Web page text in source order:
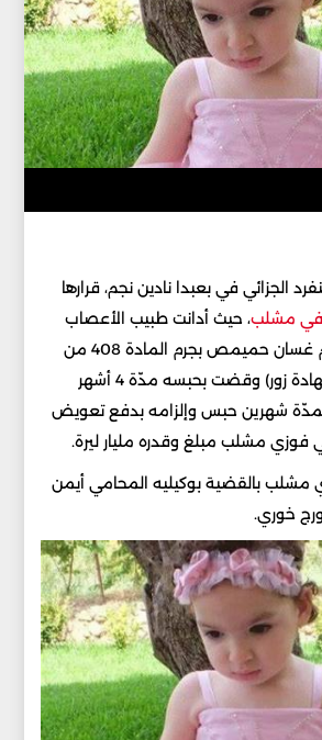
الجزائي في بعبدا نادين نجم، قرارها
مشلب، حيث أدانت طبيب الأعصاب
في مستشفى الروم غسان حميمص بجرم المادة 408 من
قانون العقوبات (شهادة زور) وقضت بحبسه مدّة 4 أشهر
شهرين حبس وإلزامه بدفع تعويض
فوزي مشلب مبلغ وقدره مليار ليرة.
مشلب بالقضية بوكيليه المحامي أيمن
خوري.